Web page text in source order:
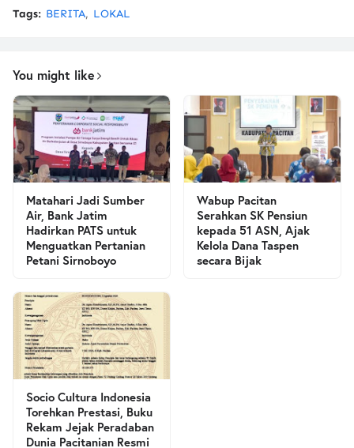
Tags: BERITA LOKAL
You might like
Matahari Jadi Sumber
Air, Bank Jatim
Hadirkan PATS untuk
Menguatkan Pertanian
Petani Sirnoboyo
Wabup Pacitan
Serahkan SK Pensiun
kepada 51 ASN, Ajak
Kelola Dana Taspen
secara Bijak
Socio Cultura Indonesia
Torehkan Prestasi, Buku
Rekam Jejak Peradaban
Dunia Pacitanian Resmi